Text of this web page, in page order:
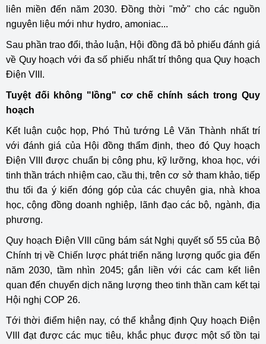
liên miền đến năm 2030. Đồng thời "mở" cho các nguồn
nguyên liệu mới như hydro, amoniac...
Sau phần trao đổi, thảo luận, Hội đồng đã bỏ phiếu đánh giá
về Quy hoạch với đa số phiếu nhất trí thông qua Quy hoạch
Điện VIII.
Tuyệt đối không "lồng" cơ chế chính sách trong Quy
hoạch
Kết luận cuộc họp, Phó Thủ tướng Lê Văn Thành nhất trí
với đánh giá của Hội đồng thẩm định, theo đó Quy hoạch
Điện VIII được chuẩn bị công phu, kỹ lưỡng, khoa học, với
tinh thần trách nhiệm cao, cầu thị, trên cơ sở tham khảo, tiếp
thu tối đa ý kiến đóng góp của các chuyên gia, nhà khoa
học, cộng đồng doanh nghiệp, lãnh đạo các bộ, ngành, địa
phương.
Quy hoạch Điện VIII cũng bám sát Nghị quyết số 55 của Bộ
Chính trị về Chiến lược phát triển năng lượng quốc gia đến
năm 2030, tầm nhìn 2045; gắn liền với các cam kết liên
quan đến chuyển dịch năng lượng theo tinh thần cam kết tại
Hội nghị COP 26.
Tới thời điểm hiện nay, có thể khẳng định Quy hoạch Điện
VIII đạt được các mục tiêu, khắc phục được một số tồn tại